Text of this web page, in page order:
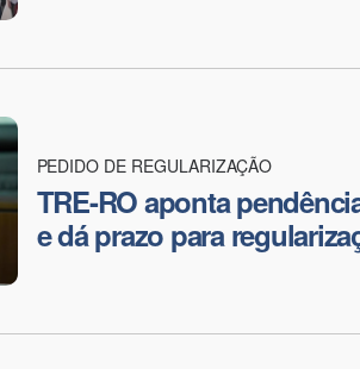
PEDIDO DE REGULARIZAÇÃO
TRE-RO aponta
e dá prazo para